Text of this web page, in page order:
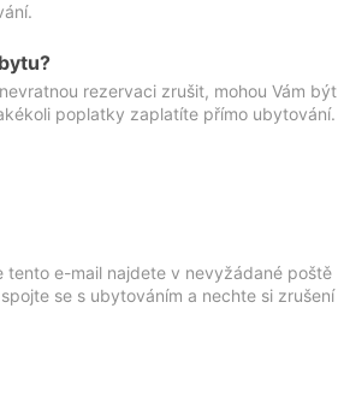
rezervaci zrušit, mohou Vám být
poplatky zaplatíte přímo ubytování.
tento e-mail najdete v nevyžádané poště
se s ubytováním a nechte si zrušení